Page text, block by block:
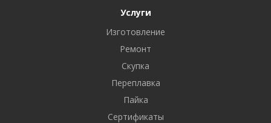
Услуги
Изготовление
Ремонт
Скупка
Переплавка
Пайка
Сертификаты